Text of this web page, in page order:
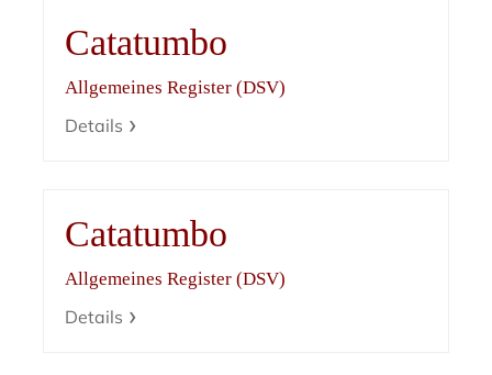
Catatumbo
Allgemeines Register (DSV)
Details
Catatumbo
Allgemeines Register (DSV)
Details